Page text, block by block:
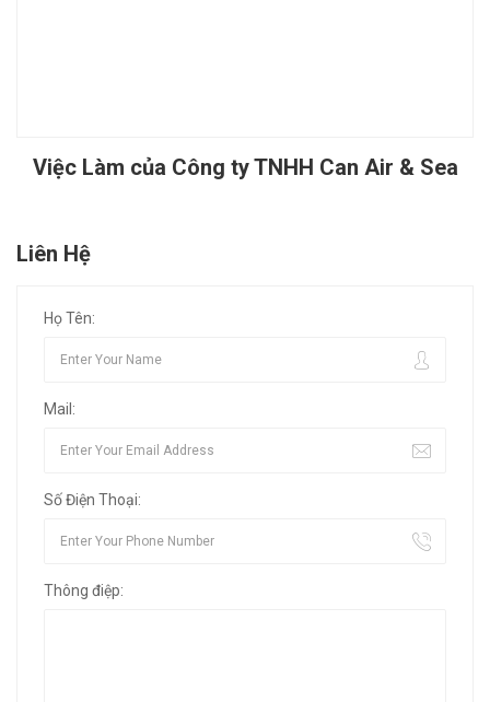
Việc Làm của Công ty TNHH Can Air & Sea
Liên Hệ
Họ Tên:
Mail:
Số Điện Thoại:
Thông điệp: